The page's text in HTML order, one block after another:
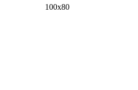
100х80